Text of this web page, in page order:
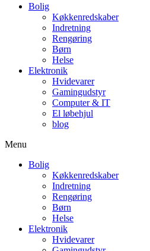
Bolig
Køkkenredskaber
Indretning
Rengøring
Børn
Helse
Elektronik
Hvidevarer
Gamingudstyr
Computer & IT
El løbehjul
blog
Menu
Bolig
Køkkenredskaber
Indretning
Rengøring
Børn
Helse
Elektronik
Hvidevarer